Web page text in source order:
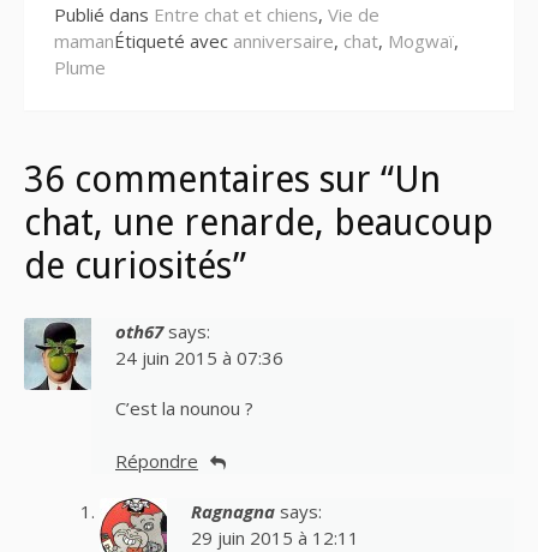
Publié dans Entre chat et chiens, Vie de
mamanÉtiqueté avec anniversaire, chat, Mogwaï,
Plume
36 commentaires sur “Un
chat, une renarde, beaucoup
de curiosités”
oth67 says:
24 juin 2015 à 07:36
C’est la nounou ?
Répondre
Ragnagna says:
29 juin 2015 à 12:11